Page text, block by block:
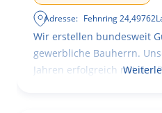
Adresse: Fehnring 24,49762
Wir erstellen bundesweit
gewerbliche Bauherrn.
Jahren erfolgreich mit der